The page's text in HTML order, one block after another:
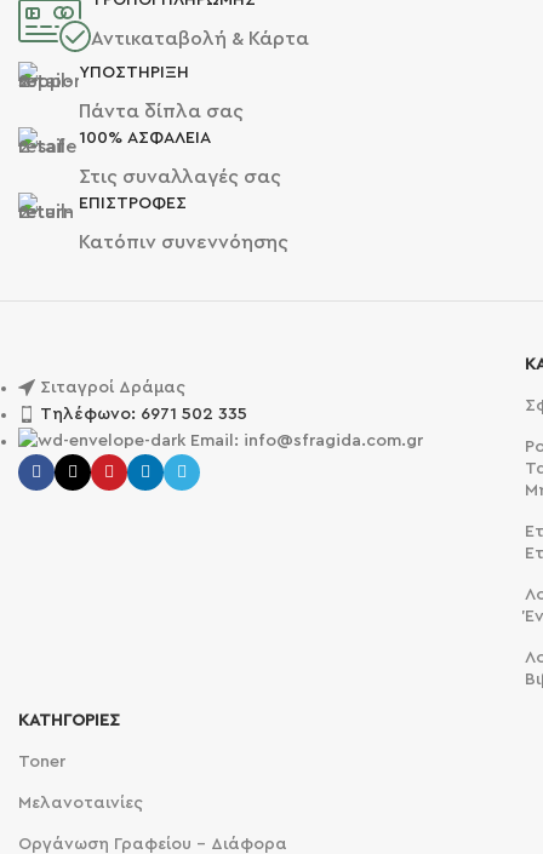
Αντικαταβολή & Κάρτα
ΥΠΟΣΤΗΡΙΞΗ
Πάντα δίπλα σας
100% ΑΣΦΑΛΕΙΑ
Στις συναλλαγές σας
ΕΠΙΣΤΡΟΦΕΣ
Κατόπιν συνεννόησης
Σιταγροί Δράμας
Τηλέφωνο: 6971 502 335
Email: info@sfragida.com.gr
ΚΑΤΗΓΟΡΙΕΣ
Toner
Μελανοταινίες
Οργάνωση Γραφείου - Διάφορα